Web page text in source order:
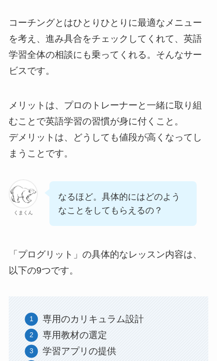
コーチングとはひとりひとりに最適なメニュー
を考え、進み具合をチェックしてくれて、英語
学習全体の相談にも乗ってくれる。そんなサー
ビスです。
メリットは、プロのトレーナーと一緒に取り組
むことで英語学習の習慣が身に付くこと。
デメリットは、どうしても値段が高くなってし
まうことです。
くまくん
なるほど。具体的にはどのよう
なことをしてもらえるの？
「プログリット」の具体的なレッスン内容は、
以下の9つです。
専用のカリキュラム設計
専用教材の選定
学習アプリの提供